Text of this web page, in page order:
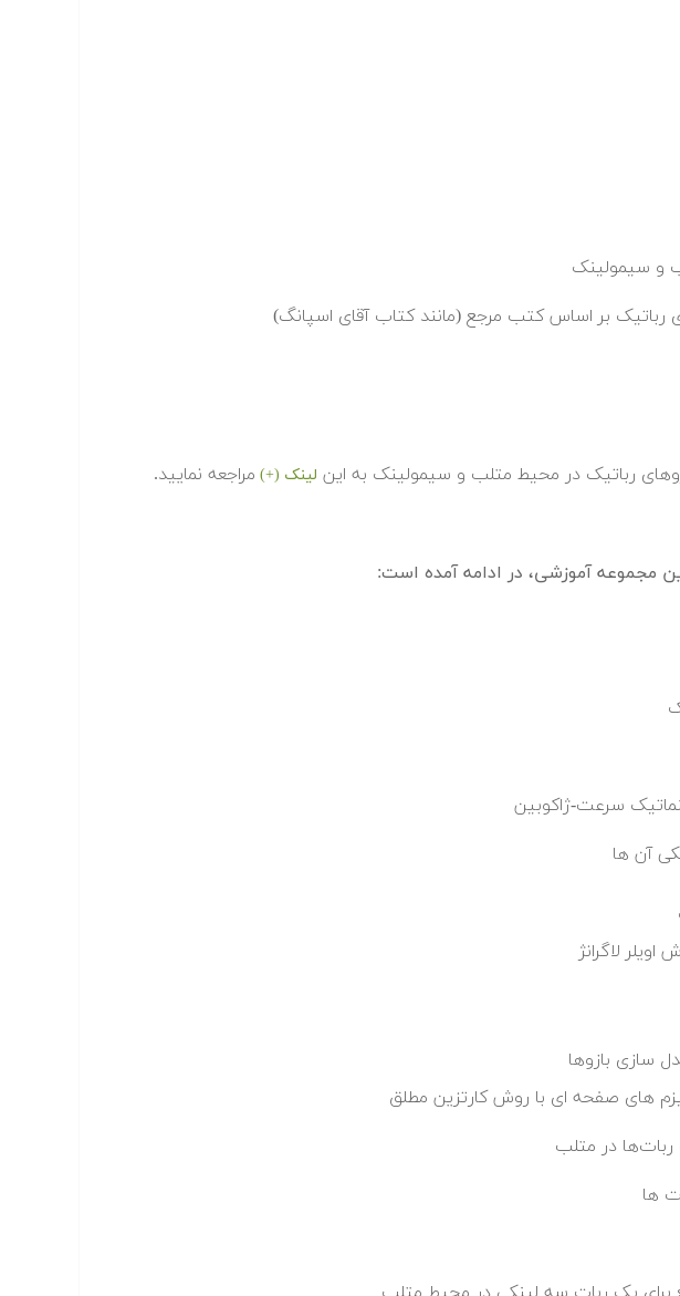
و سیمولینک
رباتیک بر اساس کتب مرجع (مانند کتاب آقای اسپانگ)
رباتیک در محیط متلب و سیمولینک به این لینک (+) مراجعه نمایید.
آموزشی، در ادامه آمده است:
سرعت-ژاکوبین
آن ها
لاگرانژ
سازی بازوها
های صفحه ای با روش کارتزین مطلق
در متلب
ها